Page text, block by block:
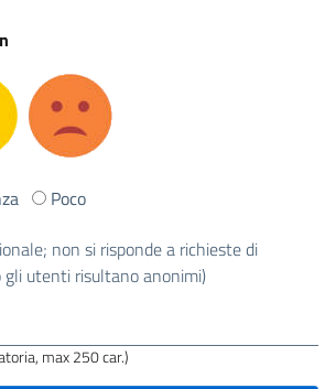
Poco
non si risponde a richieste di
utenti risultano anonimi)
max 250 car.)